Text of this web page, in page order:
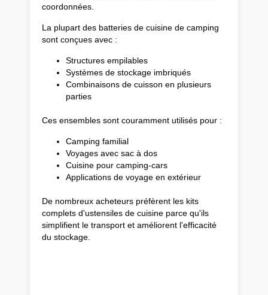
coordonnées.
La plupart des batteries de cuisine de camping
sont conçues avec :
Structures empilables
Systèmes de stockage imbriqués
Combinaisons de cuisson en plusieurs
parties
Ces ensembles sont couramment utilisés pour :
Camping familial
Voyages avec sac à dos
Cuisine pour camping-cars
Applications de voyage en extérieur
De nombreux acheteurs préfèrent les kits
complets d'ustensiles de cuisine parce qu'ils
simplifient le transport et améliorent l'efficacité
du stockage.